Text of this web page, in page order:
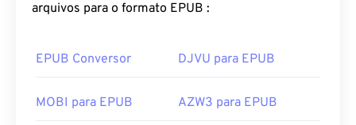
arquivos para o formato EPUB :
EPUB Conversor DJVU para EPUB
MOBI para EPUB AZW3 para EPUB